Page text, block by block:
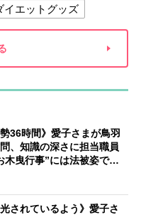
イエットグッズ
い
勢36時間》愛子さまが鳥羽
、知識の深さに担当職員
曳行事”には法被姿で参
じって一生懸命引いてお
光されているよう》愛子さ